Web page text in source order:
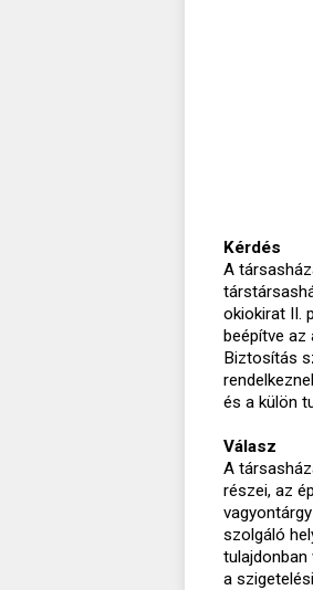
Kérdés
A
okiokirat II.
beépítve az
Biztosítás
és a külön
Válasz
A
részei, az
szolgáló
tulajdonban
a